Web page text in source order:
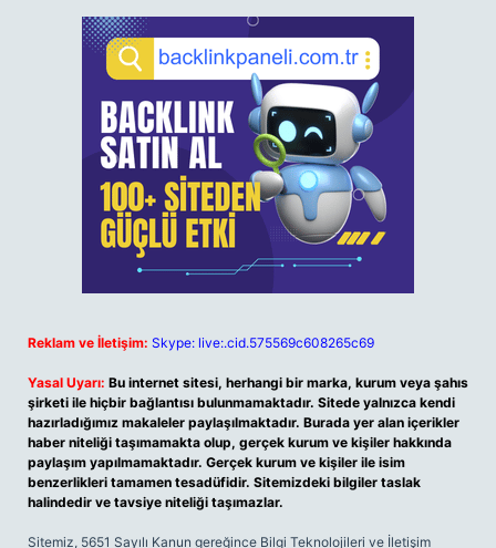
Reklam ve İletişim: Skype: live:.cid.575569c608265c69
Yasal Uyarı: Bu internet sitesi, herhangi bir marka, kurum veya şahıs
şirketi ile hiçbir bağlantısı bulunmamaktadır. Sitede yalnızca kendi
hazırladığımız makaleler paylaşılmaktadır. Burada yer alan içerikler
haber niteliği taşımamakta olup, gerçek kurum ve kişiler hakkında
paylaşım yapılmamaktadır. Gerçek kurum ve kişiler ile isim
benzerlikleri tamamen tesadüfidir. Sitemizdeki bilgiler taslak
halindedir ve tavsiye niteliği taşımazlar.
Sitemiz, 5651 Sayılı Kanun gereğince Bilgi Teknolojileri ve İletişim